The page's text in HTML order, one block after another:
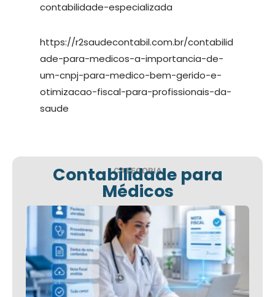
contabilidade-especializada
https://r2saudecontabil.com.br/contabilid
ade-para-medicos-a-importancia-de-
um-cnpj-para-medico-bem-gerido-e-
otimizacao-fiscal-para-profissionais-da-
saude
CATEGORIA
Contabilidade para
Médicos